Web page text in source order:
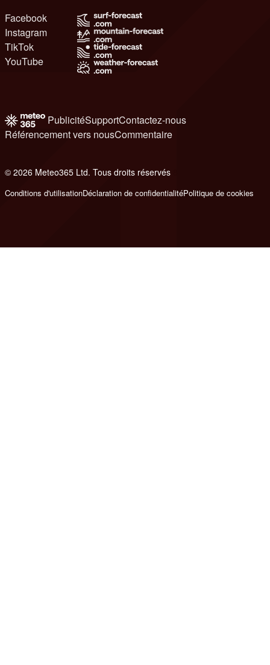
Facebook
Instagram
TikTok
YouTube
PublicitéSupportContactez-nous
Référencement vers nousCommentaire
© 2026 Meteo365 Ltd. Tous droits réservés
Conditions d'utilisationDéclaration de confidentialitéPolitique de cookies